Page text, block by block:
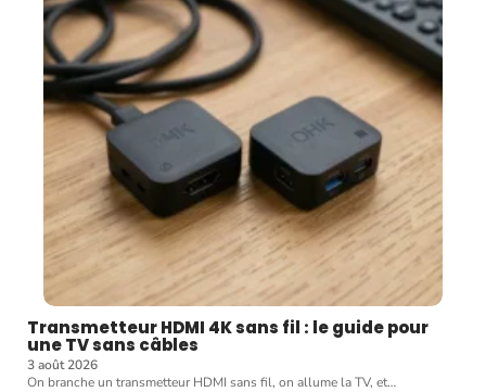
Transmetteur HDMI 4K sans fil : le guide pour
une TV sans câbles
3 août 2026
On branche un transmetteur HDMI sans fil, on allume la TV, et…